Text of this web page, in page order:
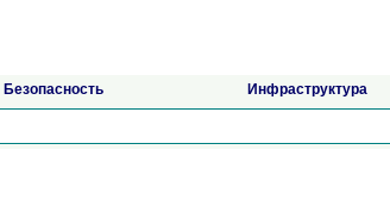
Безопасность Инфраструктура